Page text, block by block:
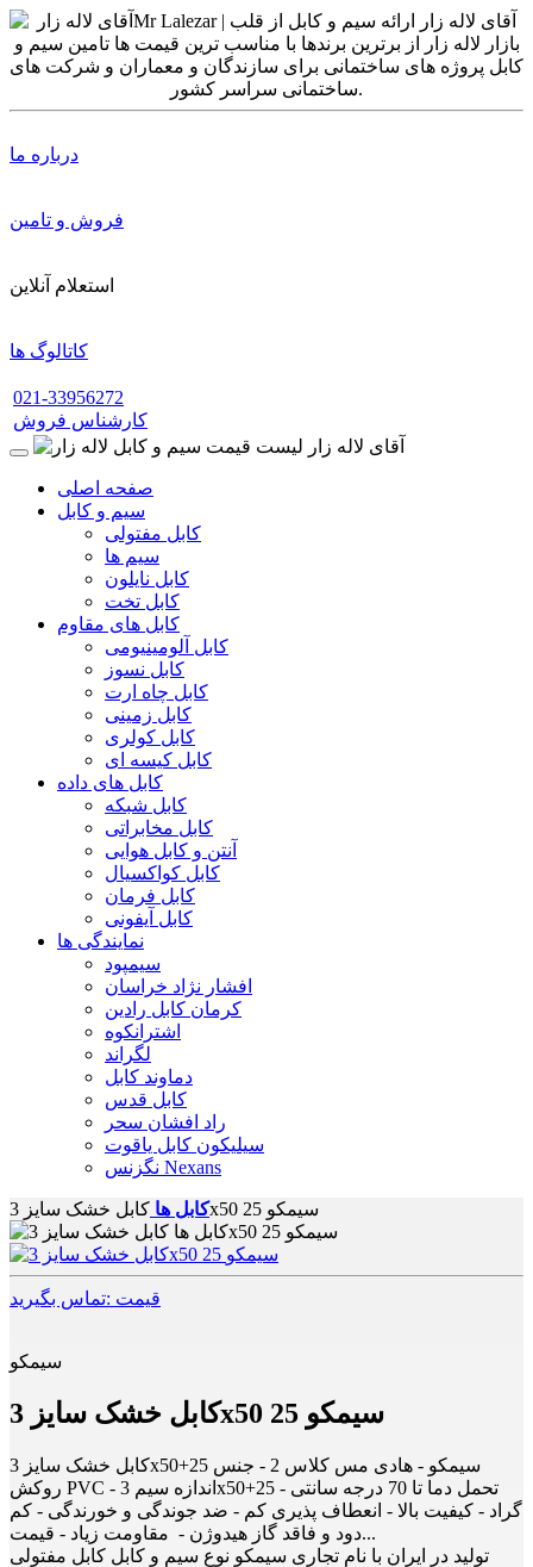
درباره ما
فروش و تامین
استعلام آنلاین
کاتالوگ ها
021-33956272
کارشناس فروش
صفحه اصلی
سیم و کابل
کابل مفتولی
سیم ها
کابل نایلون
کابل تخت
کابل های مقاوم
کابل آلومینیومی
کابل نسوز
کابل چاه ارت
کابل زمینی
کابل کولری
کابل کیسه ای
کابل های داده
کابل شبکه
کابل مخابراتی
آنتن و کابل هوایی
کابل کواکسیال
کابل فرمان
کابل آیفونی
نمایندگی ها
سیمپود
افشار نژاد خراسان
کرمان کابل رادین
اشترانکوه
لگراند
دماوند کابل
کابل قدس
راد افشان سحر
سیلیکون کابل یاقوت
نگزنس Nexans
کابل ها کابل خشک سایز 3x50 25 سیمکو
قیمت :تماس بگیرید
سیمکو
کابل خشک سایز 3x50 25 سیمکو
کابل خشک سایز 3x50+25 سیمکو - هادی مس کلاس 2 - جنس
روکش PVC - اندازه سیم 3x50+25 - تحمل دما تا 70 درجه سانتی
گراد - کیفیت بالا - انعطاف پذیری کم - ضد جوندگی و خورندگی - کم
دود و فاقد گاز هیدوژن - مقاومت زیاد - قیمت...
تولید در ایران با نام تجاری سیمکو نوع سیم و کابل کابل مفتولی